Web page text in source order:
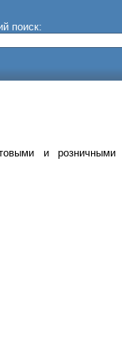
поиск:
и розничными